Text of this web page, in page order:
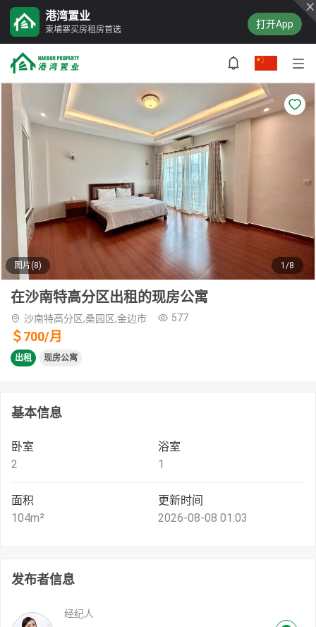
港湾置业
柬埔寨买房租房首选 打开App
图片(8) 1/8
在沙南特高分区出租的现房公寓
沙南特高分区,桑园区,金边市 577
＄700/月
出租 现房公寓
基本信息
卧室
2
浴室
1
面积
104m²
更新时间
2026-08-08 01:03
发布者信息
经纪人